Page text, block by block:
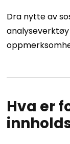
Dra nytte av
Hva er